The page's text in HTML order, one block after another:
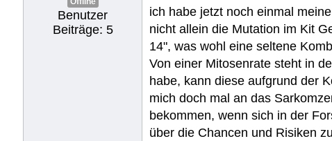
Benutzer
Beiträge: 5
ich habe jetzt noch einmal
nicht allein die Mutation im Kit
14", was wohl eine seltene
Von einer Mitosenrate steht in
habe, kann diese aufgrund der
mich doch mal an das
bekommen, wenn sich in der
über die Chancen und Risiken